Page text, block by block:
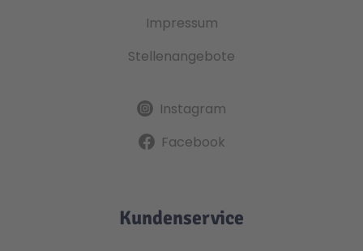
Impressum
Stellenangebote
Instagram
Facebook
Kundenservice